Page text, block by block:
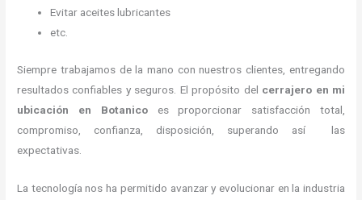
Evitar aceites lubricantes
etc.
Siempre trabajamos de la mano con nuestros clientes, entregando
resultados confiables y seguros. El propósito del cerrajero en mi
ubicación en Botanicoes proporcionar satisfacción total,
compromiso, confianza, disposición, superando así las
expectativas.
La tecnología nos ha permitido avanzar y evolucionar en la industria